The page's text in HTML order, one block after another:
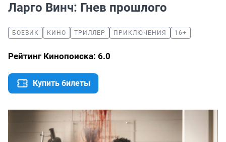
Ларго Винч: Гнев прошлого
БОЕВИК КИНО ТРИЛЛЕР ПРИКЛЮЧЕНИЯ 16+
Рейтинг Кинопоиска: 6.0
Купить билеты